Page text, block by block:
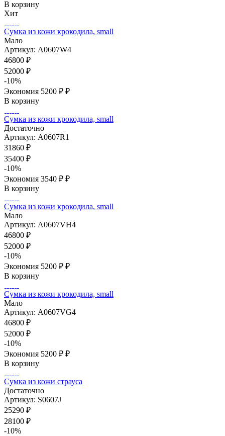
В корзину
Хит
Сумка из кожи крокодила, small
Мало
Артикул: A0607W4
46800 ₽
52000 ₽
-10%
Экономия 5200 ₽ ₽
В корзину
Сумка из кожи крокодила, small
Достаточно
Артикул: A0607R1
31860 ₽
35400 ₽
-10%
Экономия 3540 ₽ ₽
В корзину
Сумка из кожи крокодила, small
Мало
Артикул: A0607VH4
46800 ₽
52000 ₽
-10%
Экономия 5200 ₽ ₽
В корзину
Сумка из кожи крокодила, small
Мало
Артикул: A0607VG4
46800 ₽
52000 ₽
-10%
Экономия 5200 ₽ ₽
В корзину
Сумка из кожи страуса
Достаточно
Артикул: S0607J
25290 ₽
28100 ₽
-10%